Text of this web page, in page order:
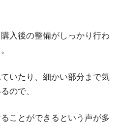
入後の整備がしっかり行わ
いたり、細かい部分まで気
ので、
ことができるという声が多